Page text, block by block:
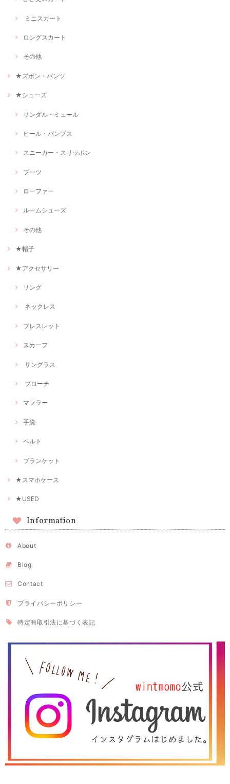
ミニスカート
ロングスカート
その他
★ズボン・パンツ
★シューズ
サンダル・ミュール
ヒール・パンプス
スニーカー・スリッポン
ブーツ
ローファー
ルームシューズ
その他
★帽子
★アクセサリー
リング
ネックレス
ブレスレット
スカーフ
サングラス
ブローチ
マフラー
手袋
ベルト
ブランケット
★スマホケース
★USED
Information
About
Blog
Contact
プライバシーポリシー
特定商取引法に基づく表記